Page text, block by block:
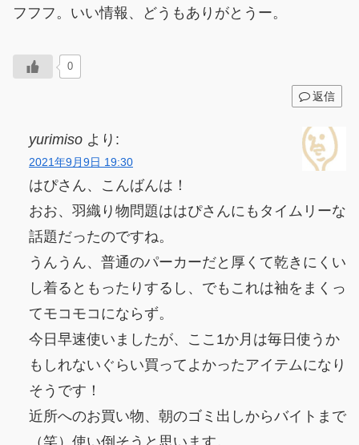
フフフ。いい情報、どうもありがとうー。
0
返信
yurimiso より:
2021年9月9日 19:30
はぴさん、こんばんは！
おお、羽織り物問題ははぴさんにもタイムリーな
話題だったのですね。
うんうん、普通のパーカーだと厚くて乾きにくい
し着るともったりするし、でもこれは袖をまくっ
てモコモコにならず。
今日早速使いましたが、ここ1か月は毎日使うか
もしれないぐらい買ってよかったアイテムになり
そうです！
近所へのお買い物、朝のゴミ出しからバイトまで